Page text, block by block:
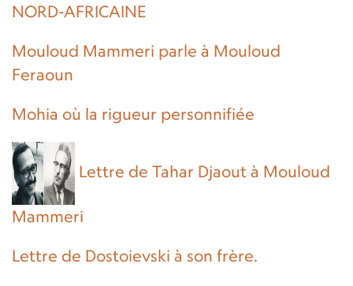
NORD-AFRICAINE
Mouloud Mammeri parle à Mouloud
Feraoun
Mohia où la rigueur personnifiée
Lettre de Tahar Djaout à Mouloud
Mammeri
Lettre de Dostoievski à son frère.